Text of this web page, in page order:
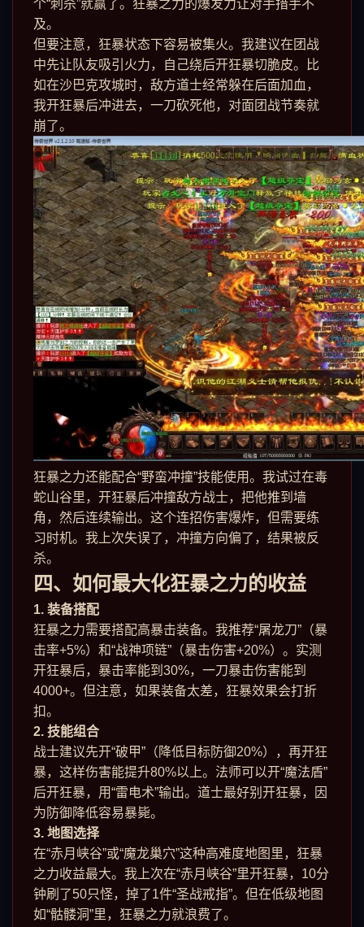
个“刺杀”就赢了。狂暴之力的爆发力让对手措手不
及。
但要注意，狂暴状态下容易被集火。我建议在团战
中先让队友吸引火力，自己绕后开狂暴切脆皮。比
如在沙巴克攻城时，敌方道士经常躲在后面加血，
我开狂暴后冲进去，一刀砍死他，对面团战节奏就
崩了。
狂暴之力还能配合“野蛮冲撞”技能使用。我试过在毒
蛇山谷里，开狂暴后冲撞敌方战士，把他推到墙
角，然后连续输出。这个连招伤害爆炸，但需要练
习时机。我上次失误了，冲撞方向偏了，结果被反
杀。
四、如何最大化狂暴之力的收益
1. 装备搭配
狂暴之力需要搭配高暴击装备。我推荐“屠龙刀”（暴
击率+5%）和“战神项链”（暴击伤害+20%）。实测
开狂暴后，暴击率能到30%，一刀暴击伤害能到
4000+。但注意，如果装备太差，狂暴效果会打折
扣。
2. 技能组合
战士建议先开“破甲”（降低目标防御20%），再开狂
暴，这样伤害能提升80%以上。法师可以开“魔法盾”
后开狂暴，用“雷电术”输出。道士最好别开狂暴，因
为防御降低容易暴毙。
3. 地图选择
在“赤月峡谷”或“魔龙巢穴”这种高难度地图里，狂暴
之力收益最大。我上次在“赤月峡谷”里开狂暴，10分
钟刷了50只怪，掉了1件“圣战戒指”。但在低级地图
如“骷髅洞”里，狂暴之力就浪费了。